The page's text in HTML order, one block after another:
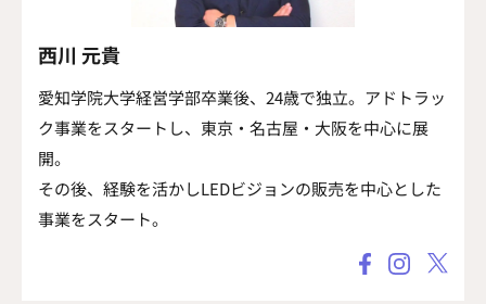
西川 元貴
愛知学院大学経営学部卒業後、24歳で独立。アドトラッ
ク事業をスタートし、東京・名古屋・大阪を中心に展
開。
その後、経験を活かしLEDビジョンの販売を中心とした
事業をスタート。